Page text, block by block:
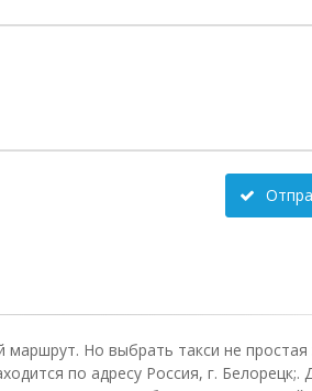
Но выбрать такси не простая
по адресу Россия, г. Белорецк;.